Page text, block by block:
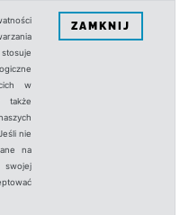
w
także
nie
na
ZAMKNIJ